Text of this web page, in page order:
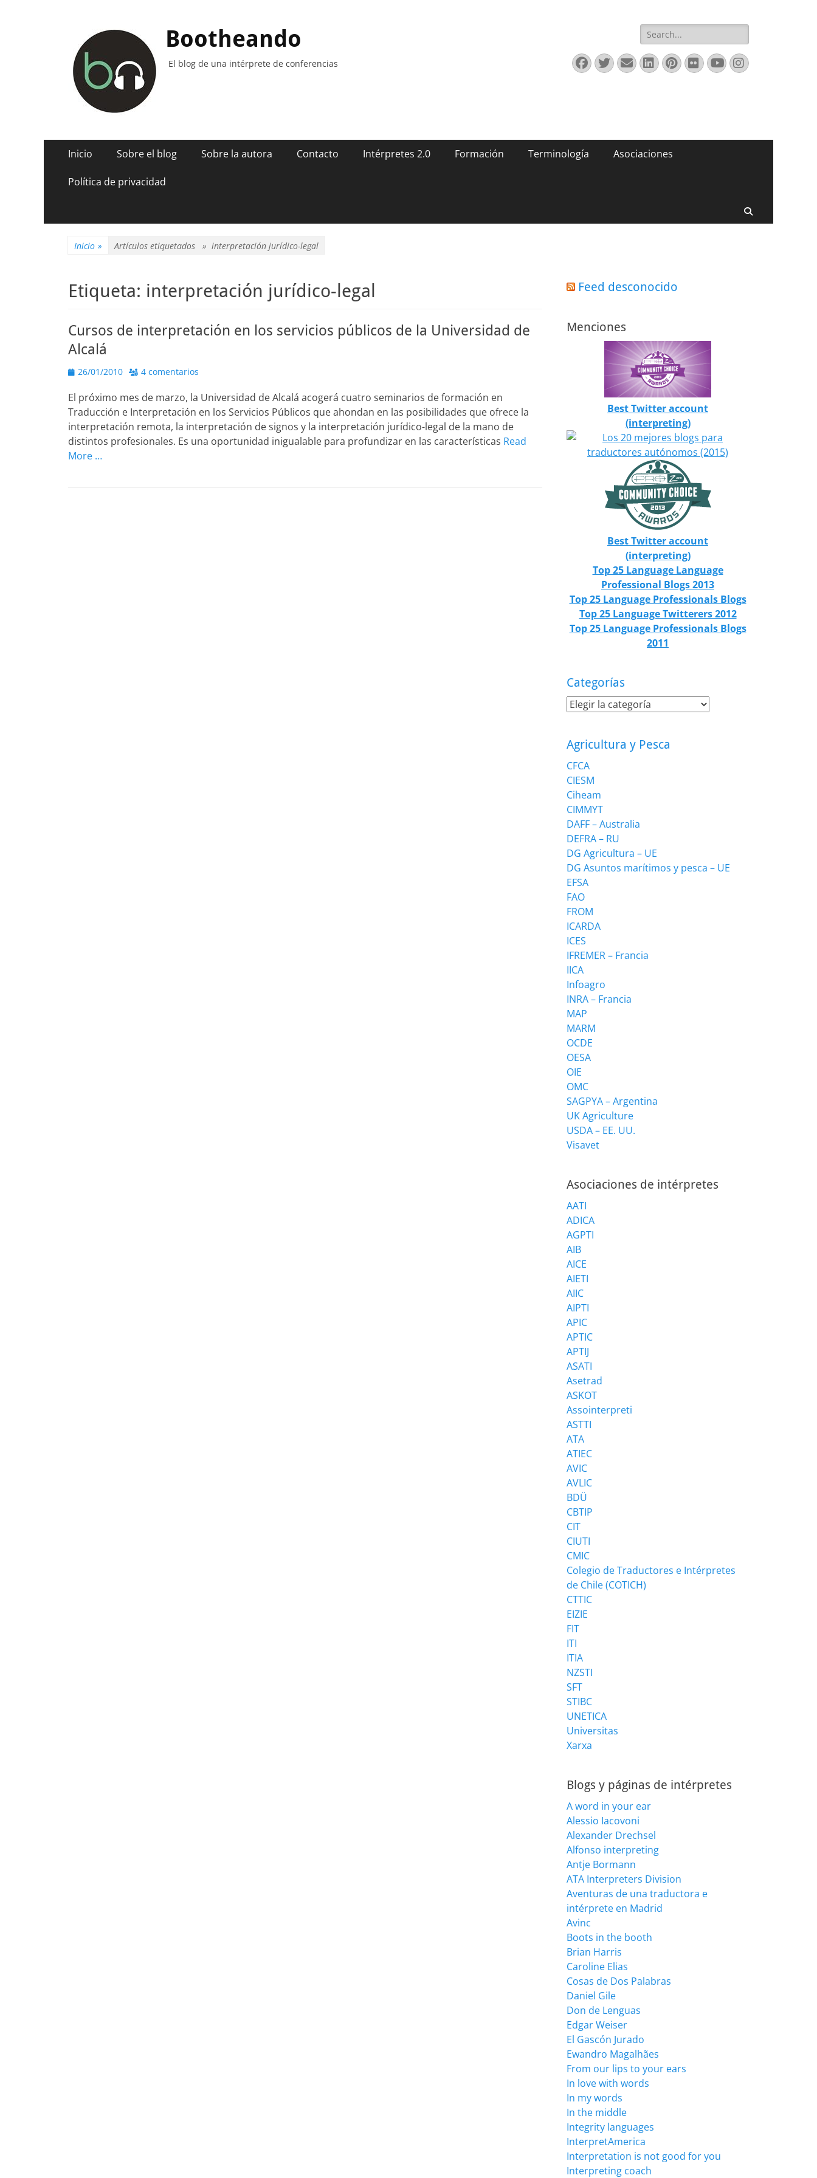
Bootheando
El blog de una intérprete de conferencias
Buscar:
Facebook
Twitter
Correo
electrónico
LinkedIn
Pinterest
FlickrYouTube
Instagram
Menú
Saltar
contenido
Inicio Sobre el blog Sobre la autora Contacto Intérpretes 2.0 Formación Terminología Asociaciones
Política de privacidad
Inicio » Artículos etiquetados » interpretación jurídico-legal
Etiqueta: interpretación jurídico-legal
Cursos de interpretación en los servicios públicos de la Universidad de
Alcalá
Publicado
26/01/2010 4 comentarios
El próximo mes de marzo, la Universidad de Alcalá acogerá cuatro seminarios de formación en
Traducción e Interpretación en los Servicios Públicos que ahondan en las posibilidades que ofrece la
interpretación remota, la interpretación de signos y la interpretación jurídico-legal de la mano de
distintos profesionales. Es una oportunidad inigualable para profundizar en las características Read
More …
Feed desconocido
Menciones
Best Twitter account
(interpreting)
Best Twitter account
(interpreting)
Top 25 Language Language
Professional Blogs 2013
Top 25 Language Professionals Blogs
Top 25 Language Twitterers 2012
Top 25 Language Professionals Blogs
2011
Categorías
Categorías
Agricultura y Pesca
CFCA
CIESM
Ciheam
CIMMYT
DAFF – Australia
DEFRA – RU
DG Agricultura – UE
DG Asuntos marítimos y pesca – UE
EFSA
FAO
FROM
ICARDA
ICES
IFREMER – Francia
IICA
Infoagro
INRA – Francia
MAP
MARM
OCDE
OESA
OIE
OMC
SAGPYA – Argentina
UK Agriculture
USDA – EE. UU.
Visavet
Asociaciones de intérpretes
AATI
ADICA
AGPTI
AIB
AICE
AIETI
AIIC
AIPTI
APIC
APTIC
APTIJ
ASATI
Asetrad
ASKOT
Assointerpreti
ASTTI
ATA
ATIEC
AVIC
AVLIC
BDÜ
CBTIP
CIT
CIUTI
CMIC
Colegio de Traductores e Intérpretes
de Chile (COTICH)
CTTIC
EIZIE
FIT
ITI
ITIA
NZSTI
SFT
STIBC
UNETICA
Universitas
Xarxa
Blogs y páginas de intérpretes
A word in your ear
Alessio Iacovoni
Alexander Drechsel
Alfonso interpreting
Antje Bormann
ATA Interpreters Division
Aventuras de una traductora e
intérprete en Madrid
Avinc
Boots in the booth
Brian Harris
Caroline Elias
Cosas de Dos Palabras
Daniel Gile
Don de Lenguas
Edgar Weiser
El Gascón Jurado
Ewandro Magalhães
From our lips to your ears
In love with words
In my words
In the middle
Integrity languages
InterpretAmerica
Interpretation is not good for you
Interpreting coach